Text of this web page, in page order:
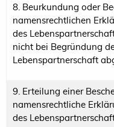
8. Beurkundung oder
namensrechtlichen
des
nicht bei Begründung
Lebenspartnerschaft
9. Erteilung einer
namensrechtliche
des